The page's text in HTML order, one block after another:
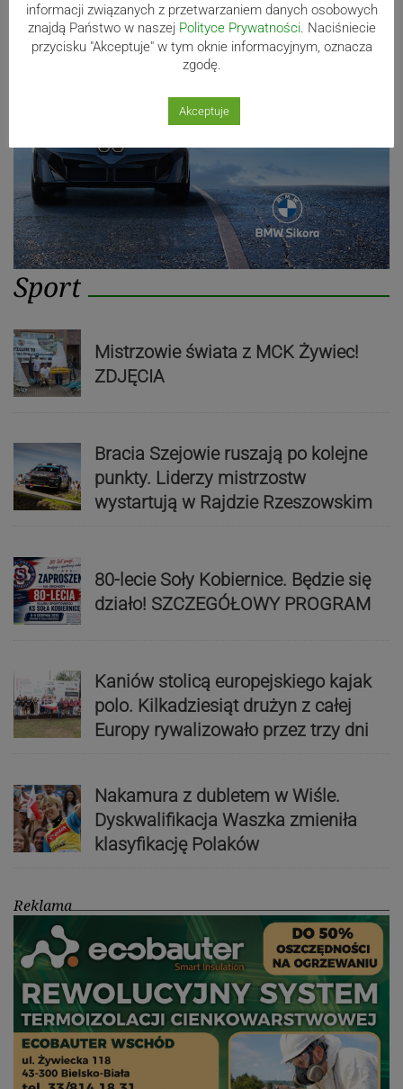
Reklama
Sport
Mistrzowie świata z MCK Żywiec!
ZDJĘCIA
Bracia Szejowie ruszają po kolejne
punkty. Liderzy mistrzostw
wystartują w Rajdzie Rzeszowskim
80-lecie Soły Kobiernice. Będzie się
działo! SZCZEGÓŁOWY PROGRAM
Kaniów stolicą europejskiego kajak
polo. Kilkadziesiąt drużyn z całej
Europy rywalizowało przez trzy dni
Nakamura z dubletem w Wiśle.
Dyskwalifikacja Waszka zmieniła
klasyfikację Polaków
Reklama
informacji związanych z przetwarzaniem danych osobowych
znajdą Państwo w naszej Polityce Prywatności. Naciśniecie
przycisku "Akceptuje" w tym oknie informacyjnym, oznacza
zgodę.
Akceptuje